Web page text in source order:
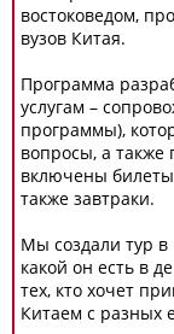
востоковедом,
вузов Китая.
Программа
услугам –
программы),
вопросы, а также
включены билеты
также завтраки.
Мы создали тур в
какой он есть в
тех, кто хочет
Китаем с разных